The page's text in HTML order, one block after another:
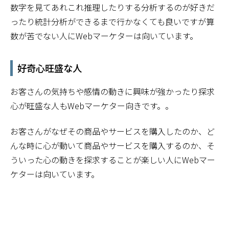
数字を見てあれこれ推理したりする分析するのが好きだ
ったり統計分析ができるまで行かなくても良いですが算
数が苦でない人にWebマーケターは向いています。
好奇心旺盛な人
お客さんの気持ちや感情の動きに興味が強かったり探求
心が旺盛な人もWebマーケター向きです。。
お客さんがなぜその商品やサービスを購入したのか、ど
んな時に心が動いて商品やサービスを購入するのか、そ
ういった心の動きを探求することが楽しい人にWebマー
ケターは向いています。